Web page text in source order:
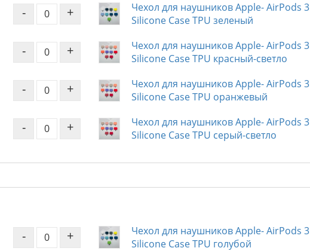
- +
Чехол для наушников Apple- AirPods 3
Silicone Case TPU зеленый
- +
Чехол для наушников Apple- AirPods 3
Silicone Case TPU красный-светло
- +
Чехол для наушников Apple- AirPods 3
Silicone Case TPU оранжевый
- +
Чехол для наушников Apple- AirPods 3
Silicone Case TPU серый-светло
- +
Чехол для наушников Apple- AirPods 3
Silicone Case TPU голубой